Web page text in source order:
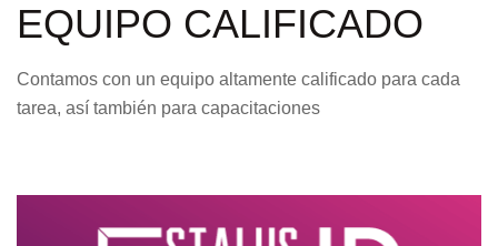
EQUIPO CALIFICADO
Contamos con un equipo altamente calificado para cada
tarea, así también para capacitaciones